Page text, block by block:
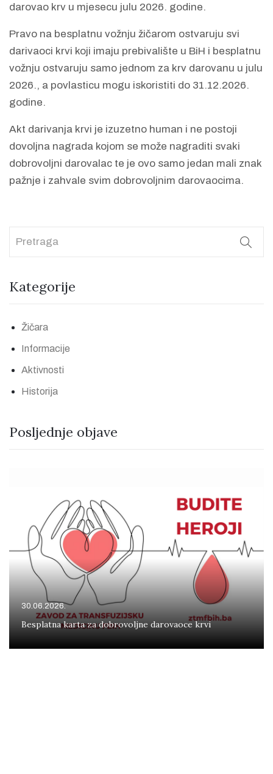
darovao krv u mjesecu julu 2026. godine.
Pravo na besplatnu vožnju žičarom ostvaruju svi
darivaoci krvi koji imaju prebivalište u BiH i besplatnu
vožnju ostvaruju samo jednom za krv darovanu u julu
2026., a povlasticu mogu iskoristiti do 31.12.2026.
godine.
Akt darivanja krvi je izuzetno human i ne postoji
dovoljna nagrada kojom se može nagraditi svaki
dobrovoljni darovalac te je ovo samo jedan mali znak
pažnje i zahvale svim dobrovoljnim darovaocima.
Kategorije
Žičara
Informacije
Aktivnosti
Historija
Posljednje objave
30.06.2026.
Besplatna karta za dobrovoljne darovaoce krvi